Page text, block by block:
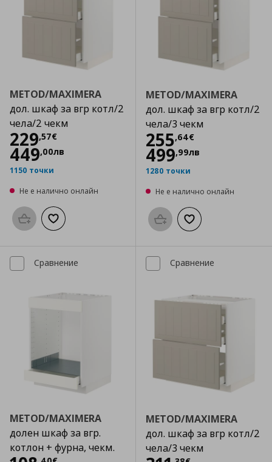
METOD/MAXIMERA
дол. шкаф за вгр котл/2
чела/2 чекм
229,57€
Цена
449,00лв
1150 точки
Не е налично онлайн
Προσθήκη στο καλάθι
Добави към списъка с любими
METOD/MAXIMERA
дол. шкаф за вгр котл/2
чела/3 чекм
255,64€
Цена
499,99лв
1280 точки
Не е налично онлайн
Προσθήκη στο καλάθι
Добави към
Сравнение
METOD/MAXIMERA
долен шкаф за вгр.
котлон + фурна, чекм.
Сравнение
METOD/MAXIMERA
дол. шкаф за вгр котл/2
чела/3 чекм